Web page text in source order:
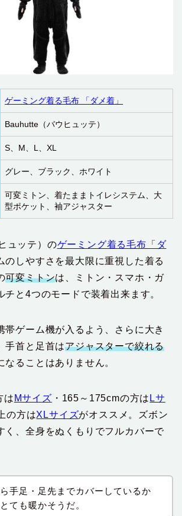
ゲーミング着る毛布 「ダメ着」
Bauhutte（バウヒュッテ）
S、M、L、XL
グレー、ブラック、ホワイト
可変ミトン、着たままトイレシステム、大
型ポケット、袖アジャスター
ュッテ）のゲーミング着る毛布「ダ
のしやすさを最大限に重視した着る
可変ミトンは、ミトン・スマホ・ガ
チと4つのモードで装着出来ます。
帯ゲーム機が入るよう、さらに大き
手首と足首はアジャスターで絞れる
なることはありません。
は Mサイズ ・165～175cmの方は Lサ
の方はXLサイズがオススメ。ズボン
く、全身をぬくもりでフルカバーで
手足・足先までカバーしているか
ても暖かそうだ。